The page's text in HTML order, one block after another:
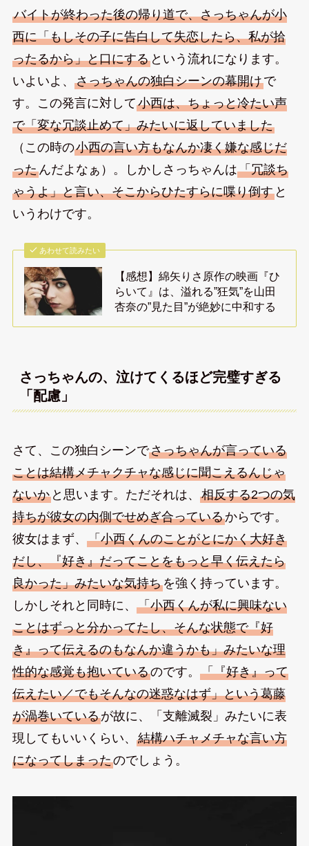
バイトが終わった後の帰り道で、さっちゃんが小
西に「もしその子に告白して失恋したら、私が拾
ったるから」と口にするという流れになります。
いよいよ、 さっちゃんの独白シーンの幕開けで
す。この発言に対して小西は、ちょっと冷たい声
で「変な冗談止めて」みたいに返していました
（この時の小西の言い方もなんか凄く嫌な感じだ
ったんだよなぁ）。しかしさっちゃんは「冗談ち
ゃうよ」と言い、そこからひたすらに喋り倒すと
いうわけです。
あわせて読みたい
【感想】綿矢りさ原作の映画『ひ
らいて』は、溢れる”狂気”を山田
杏奈の”見た目”が絶妙に中和する
さっちゃんの、泣けてくるほど完璧すぎる
「配慮」
さて、この独白シーンでさっちゃんが言っている
ことは結構メチャクチャな感じに聞こえるんじゃ
ないかと思います。ただそれは、 相反する2つの気
持ちが彼女の内側でせめぎ合っているからです。
彼女はまず、 「小西くんのことがとにかく大好き
だし、『好き』だってことをもっと早く伝えたら
良かった」みたいな気持ちを強く持っています。
しかしそれと同時に、 「小西くんが私に興味ない
ことはずっと分かってたし、そんな状態で『好
き』って伝えるのもなんか違うかも」みたいな理
性的な感覚も抱いているのです。 「『好き』って
伝えたい／でもそんなの迷惑なはず」という葛藤
が渦巻いているが故に、「支離滅裂」みたいに表
現してもいいくらい、 結構ハチャメチャな言い方
になってしまったのでしょう。